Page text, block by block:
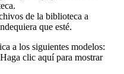
de la biblioteca a
que esté.
a los siguientes modelos:
Haga clic aquí para mostrar